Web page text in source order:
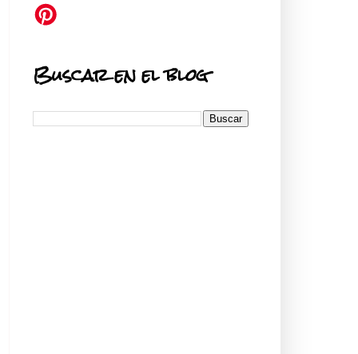
Buscar en el blog